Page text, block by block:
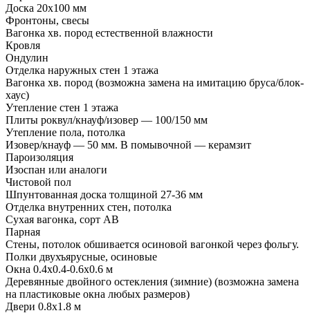
Доска 20х100 мм
Фронтоны, свесы
Вагонка хв. пород естественной влажности
Кровля
Ондулин
Отделка наружных стен 1 этажа
Вагонка хв. пород (возможна замена на имитацию бруса/блок-
хаус)
Утепление стен 1 этажа
Плиты роквул/кнауф/изовер — 100/150 мм
Утепление пола, потолка
Изовер/кнауф — 50 мм. В помывочной — керамзит
Пароизоляция
Изоспан или аналоги
Чистовой пол
Шпунтованная доска толщиной 27-36 мм
Отделка внутренних стен, потолка
Сухая вагонка, сорт АВ
Парная
Стены, потолок обшивается осиновой вагонкой через фольгу.
Полки двухъярусные, осиновые
Окна 0.4х0.4-0.6х0.6 м
Деревянные двойного остекления (зимние) (возможна замена
на пластиковые окна любых размеров)
Двери 0.8х1.8 м